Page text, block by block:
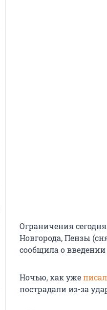
Ограничения
Новгорода, Пензы
сообщила о
Ночью, как уже
пострадали из-за